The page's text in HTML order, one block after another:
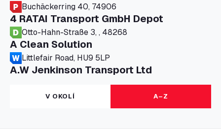
Buchäckerring 40, 74906
4 RATAI Transport GmbH Depot
Otto-Hahn-Straße 3, , 48268
A Clean Solution
Littlefair Road, HU9 5LP
A.W Jenkinson Transport Ltd
Progress House, ME11 5GA
A+G Nettetal - Depot Parking
Am Panneschopp 7, 41334
V OKOLÍ A–Z